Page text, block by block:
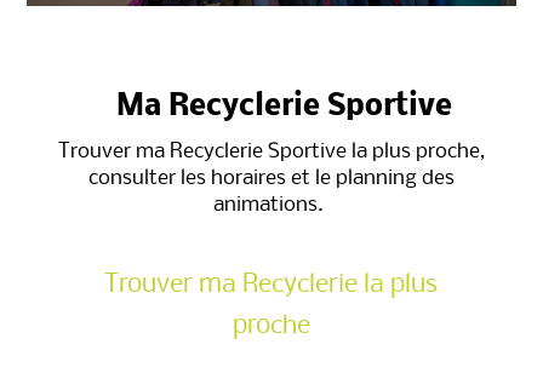
Ma Recyclerie Sportive
Trouver ma Recyclerie Sportive la plus proche,
consulter les horaires et le planning des
animations.
Trouver ma Recyclerie la plus
proche